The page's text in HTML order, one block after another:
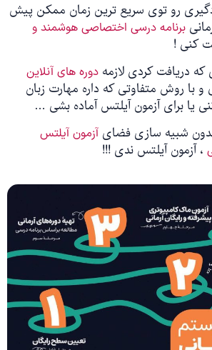
یادگیری رو توی سریع ترین زمان ممکن پیش
برنامه درسی اختصاصی هوشمند و
کنی !
دوره های آنلاین
و با روش متفاوتی که داره مهارت زبان
یا برای آزمون آیلتس آماده بشی …
آزمون آیلتس
، آزمون آیلتس ندی !!!